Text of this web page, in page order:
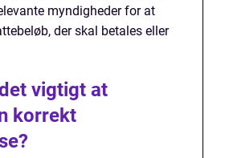
myndigheder for at
der skal betales eller
vigtigt at
korrekt